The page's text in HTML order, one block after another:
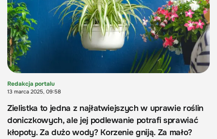
Redakcja portalu
13 marca 2025, 09:58
Zielistka to jedna z najłatwiejszych w uprawie roślin
doniczkowych, ale jej podlewanie potrafi sprawiać
kłopoty. Za dużo wody? Korzenie gniją. Za mało?